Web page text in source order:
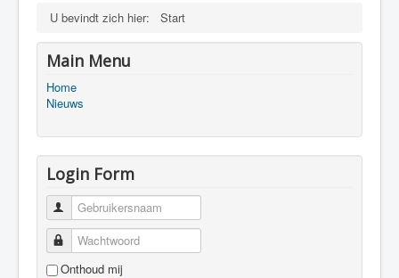
U bevindt zich hier: Start
Main Menu
Home
Nieuws
Login Form
Gebruikersnaam
Wachtwoord
Onthoud mij